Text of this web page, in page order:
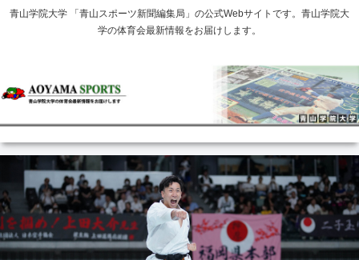
青山学院大学 「青山スポーツ新聞編集局」の公式Webサイトです。青山学院大
学の体育会最新情報をお届けします。